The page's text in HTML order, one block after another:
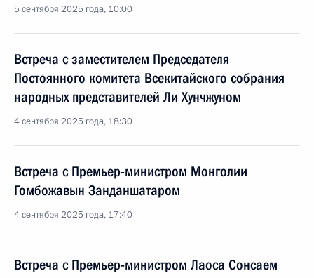
5 сентября 2025 года, 10:00
Встреча с заместителем Председателя
Постоянного комитета Всекитайского собрания
народных представителей Ли Хунчжуном
4 сентября 2025 года, 18:30
Встреча с Премьер-министром Монголии
Гомбожавын Занданшатаром
4 сентября 2025 года, 17:40
Встреча с Премьер-министром Лаоса Сонсаем